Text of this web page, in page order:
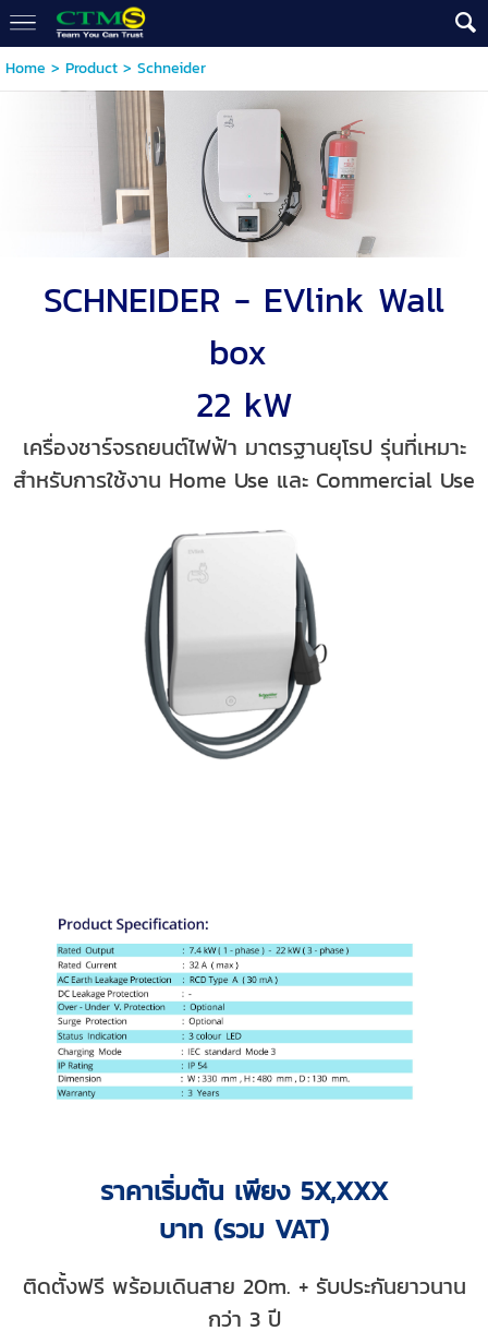
Home > Product> Schneider
SCHNEIDER - EVlink Wall
box
22 kW
เครื่องชาร์จรถยนต์ไฟฟ้า มาตรฐานยุโรป รุ่นที่เหมาะ
สำหรับการใช้งาน Home Use และ Commercial Use
ราคาเริ่มต้น เพียง 5X,XXX
บาท (รวม VAT)
ติดตั้งฟรี พร้อมเดินสาย 20m. + รับประกันยาวนาน
กว่า 3 ปี